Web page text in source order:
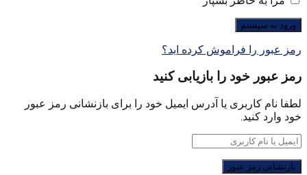
رمز عبور را فراموش کرده اید؟
رمز عبور خود را بازیابی کنید
لطفا نام کاربری یا آدرس ایمیل خود را برای بازنشانی رمز عبور
خود وارد کنید.